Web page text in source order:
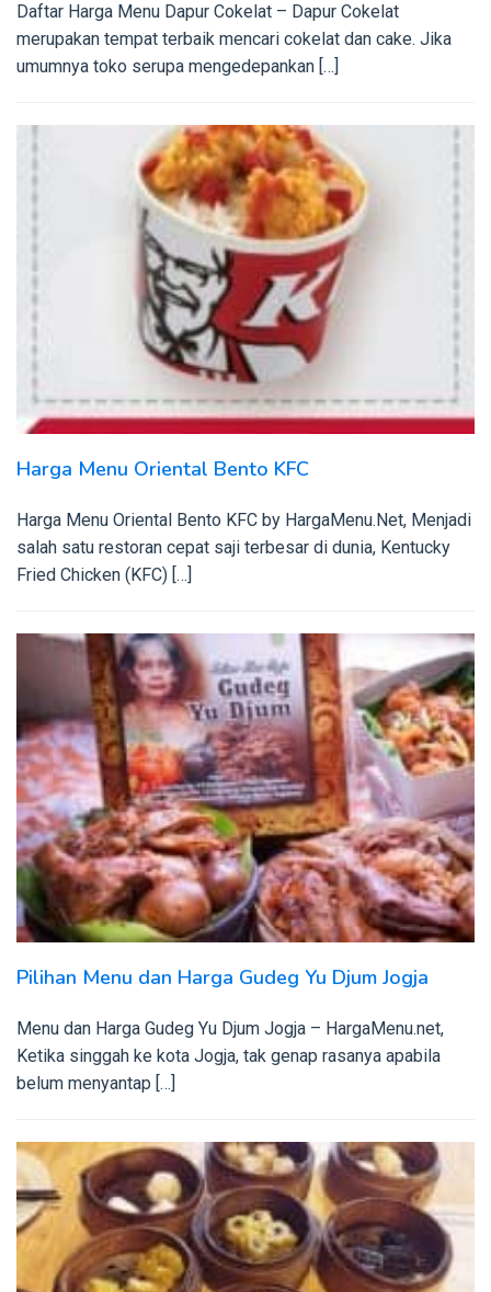
Daftar Harga Menu Dapur Cokelat – Dapur Cokelat
merupakan tempat terbaik mencari cokelat dan cake. Jika
umumnya toko serupa mengedepankan […]
Harga Menu Oriental Bento KFC
Harga Menu Oriental Bento KFC by HargaMenu.Net, Menjadi
salah satu restoran cepat saji terbesar di dunia, Kentucky
Fried Chicken (KFC) […]
Pilihan Menu dan Harga Gudeg Yu Djum Jogja
Menu dan Harga Gudeg Yu Djum Jogja – HargaMenu.net,
Ketika singgah ke kota Jogja, tak genap rasanya apabila
belum menyantap […]